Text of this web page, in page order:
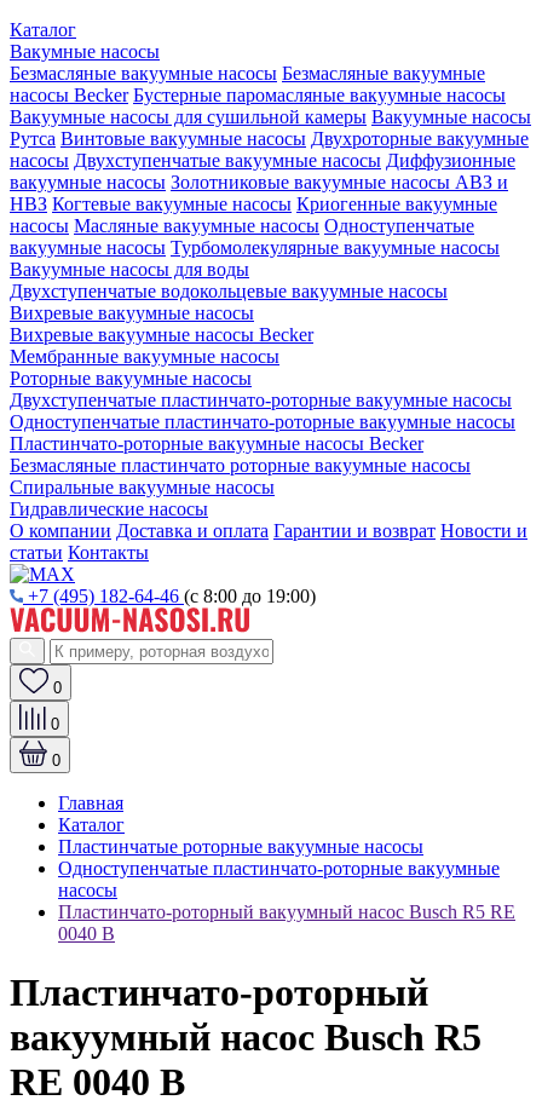
Каталог
Вакумные насосы
Безмасляные вакуумные насосы Безмасляные вакуумные
насосы Becker Бустерные паромасляные вакуумные насосы
Вакуумные насосы для сушильной камеры Вакуумные насосы
Рутса Винтовые вакуумные насосы Двухроторные вакуумные
насосы Двухступенчатые вакуумные насосы Диффузионные
вакуумные насосы Золотниковые вакуумные насосы АВЗ и
НВЗ Когтевые вакуумные насосы Криогенные вакуумные
насосы Масляные вакуумные насосы Одноступенчатые
вакуумные насосы Турбомолекулярные вакуумные насосы
Вакуумные насосы для воды
Двухступенчатые водокольцевые вакуумные насосы
Вихревые вакуумные насосы
Вихревые вакуумные насосы Becker
Мембранные вакуумные насосы
Роторные вакуумные насосы
Двухступенчатые пластинчато-роторные вакуумные насосы
Одноступенчатые пластинчато-роторные вакуумные насосы
Пластинчато-роторные вакуумные насосы Becker
Безмасляные пластинчато роторные вакуумные насосы
Спиральные вакуумные насосы
Гидравлические насосы
О компании Доставка и оплата Гарантии и возврат Новости и
статьи Контакты
+7 (495) 182-64-46 (с 8:00 до 19:00)
0
0
0
Главная
Каталог
Пластинчатые роторные вакуумные насосы
Одноступенчатые пластинчато-роторные вакуумные
насосы
Пластинчато-роторный вакуумный насос Busch R5 RE
0040 B
Пластинчато-роторный
вакуумный насос Busch R5
RE 0040 B